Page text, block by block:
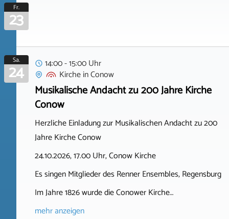
Fr.
23
Sa.
24
14:00 - 15:00 Uhr
KircheinConow
Musikalische Andacht zu 200 Jahre Kirche
Conow
Herzliche Einladung zur Musikalischen Andacht zu 200
Jahre Kirche Conow
24.10.2026, 17.00 Uhr, Conow Kirche
Es singen Mitglieder des Renner Ensembles, Regensburg
Im Jahre 1826 wurde die Conower Kirche…
mehr anzeigen